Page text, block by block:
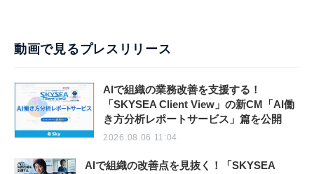
動画で見るプレスリリース
AIで組織の業務改善を支援する！
「SKYSEA Client View」の新CM「AI働
き方分析レポートサービス」篇を公開
2026.08.06 11:04
AIで組織の改善点を見抜く！「SKYSEA